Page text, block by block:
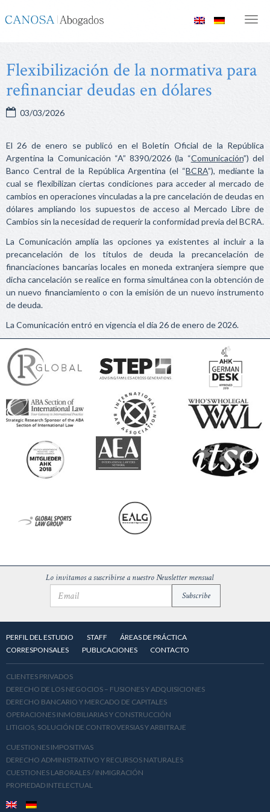
Canosa
Flexibilización de la normativa para
refinanciar deudas en dólares
03/03/2026
El 26 de enero se publicó en el Boletín Oficial de la República
Argentina la Comunicación “A” 8390/2026 (la “Comunicación”) del
Banco Central de la República Argentina (el “BCRA”), mediante la
cual se flexibilizan ciertas condiciones para acceder al mercado de
cambios en operaciones vinculadas a la pre cancelación de deudas en
dólares ampliando los supuestos de acceso al Mercado Libre de
Cambios sin la necesidad de requerir la conformidad previa del BCRA.
La Comunicación amplía las opciones ya existentes al incluir a la
precancelación de los títulos de deuda la precancelación de
financiaciones bancarias locales en moneda extranjera siempre que
dicha cancelación se realice en forma simultánea con la obtención de
un nuevo financiamiento o con la emisión de un nuevo instrumento
de deuda.
La Comunicación entró en vigencia el día 26 de enero de 2026.
Lo invitamos a suscribirse a nuestro Newsletter mensual
PERFIL DEL ESTUDIO STAFF
ÁREAS DE PRÁCTICA
CORRESPONSALES
PUBLICACIONES CONTACTO
CLIENTES PRIVADOS
DERECHO DE LOS NEGOCIOS – FUSIONES Y ADQUISICIONES
DERECHO BANCARIO Y MERCADO DE CAPITALES
OPERACIONES INMOBILIARIAS Y CONSTRUCCIÓN
LITIGIOS, SOLUCIÓN DE CONTROVERSIAS Y ARBITRAJE
CUESTIONES IMPOSITIVAS
DERECHO ADMINISTRATIVO Y RECURSOS NATURALES
CUESTIONES LABORALES / INMIGRACIÓN
PROPIEDAD INTELECTUAL